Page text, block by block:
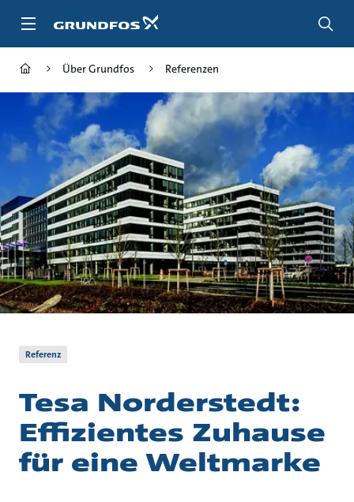
Inhalt
Über Grundfos Referenzen
Referenz
Tesa Norderstedt:
Effizientes Zuhause
für eine Weltmarke